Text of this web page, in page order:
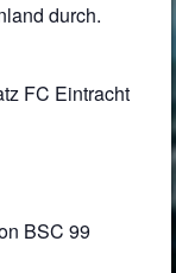
durch.
FC Eintracht
BSC 99